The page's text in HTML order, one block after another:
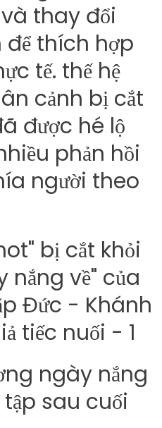
thay đổi
thích hợp
tế. thế hệ
cảnh bị cắt
được hé lộ
phản hồi
người theo
ngày nắng
sau cuối